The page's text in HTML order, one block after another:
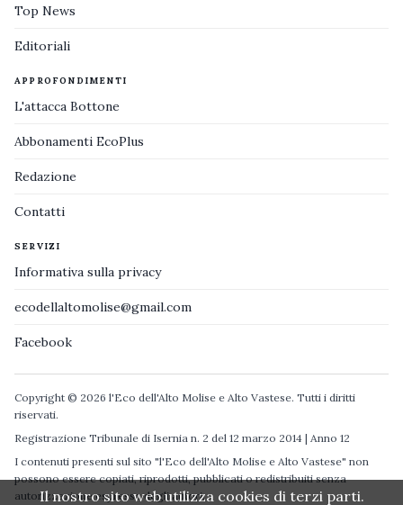
Top News
Editoriali
APPROFONDIMENTI
L'attacca Bottone
Abbonamenti EcoPlus
Redazione
Contatti
SERVIZI
Informativa sulla privacy
ecodellaltomolise@gmail.com
Facebook
Copyright © 2026 l'Eco dell'Alto Molise e Alto Vastese. Tutti i diritti
riservati.
Registrazione Tribunale di Isernia n. 2 del 12 marzo 2014 | Anno 12
I contenuti presenti sul sito "l'Eco dell'Alto Molise e Alto Vastese" non
possono essere copiati, riprodotti, pubblicati o redistribuiti senza
autorizzazione espressa degli autori.
Il nostro sito web utilizza cookies di terzi parti.